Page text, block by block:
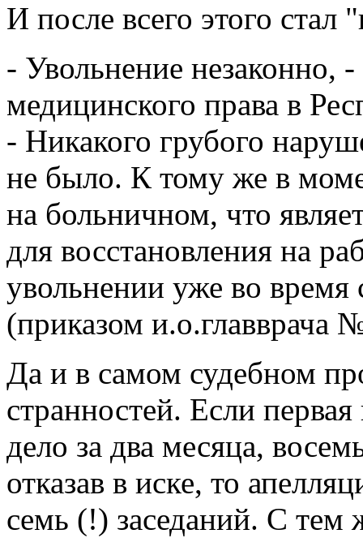
И после всего этого
- Увольнение незаконно,
медицинского права в
- Никакого грубого
не было. К тому же в
на больничном, что
для восстановления на
увольнении уже во время
(приказом и.о.главврача
Да и в самом судебном
странностей. Если
дело за два месяца,
отказав в иске, то
семь (!) заседаний. С тем